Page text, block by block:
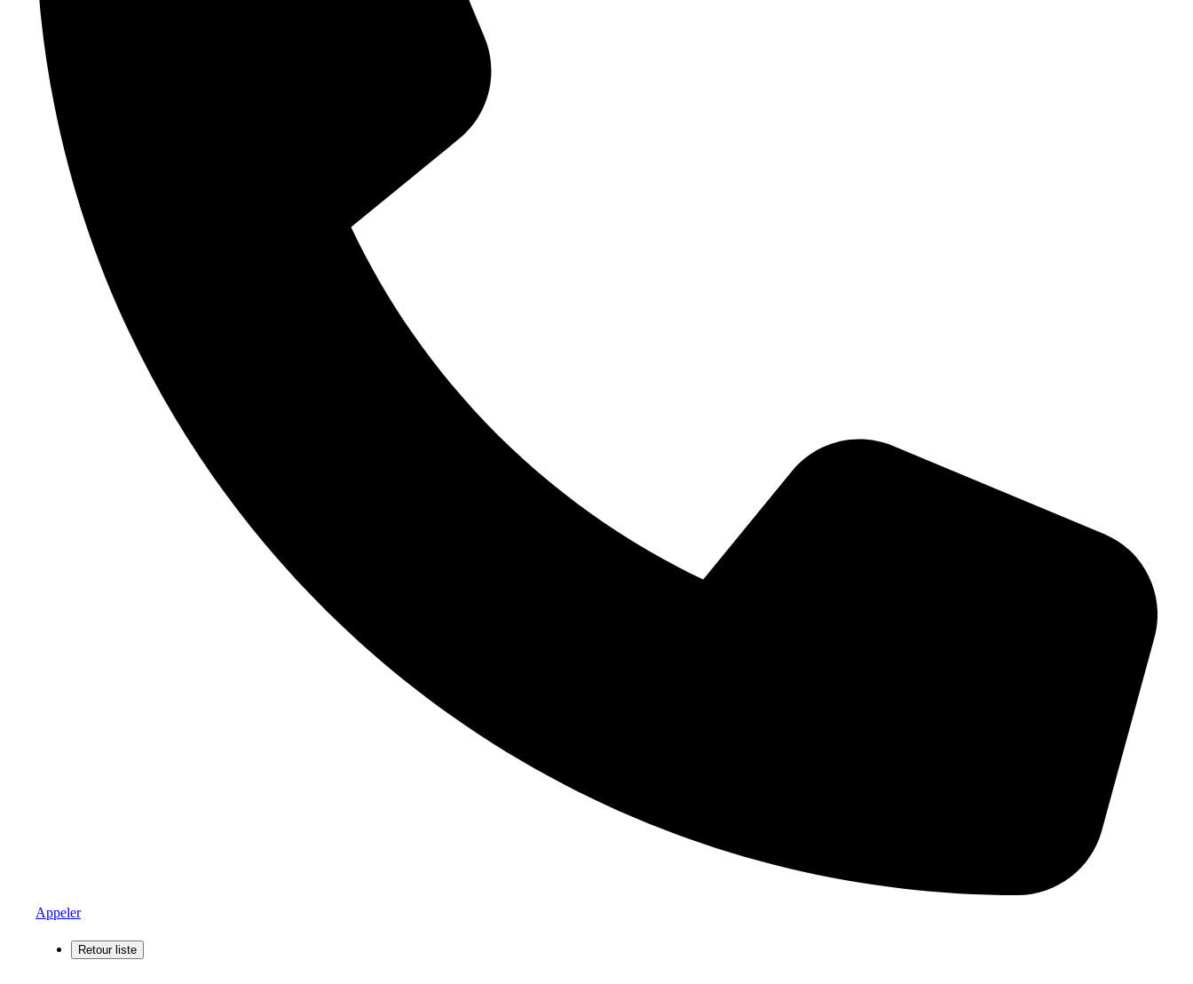
Appeler